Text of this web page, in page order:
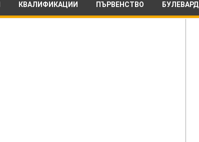
КВАЛИФИКАЦИИ ПЪРВЕНСТВО БУЛЕВАРД